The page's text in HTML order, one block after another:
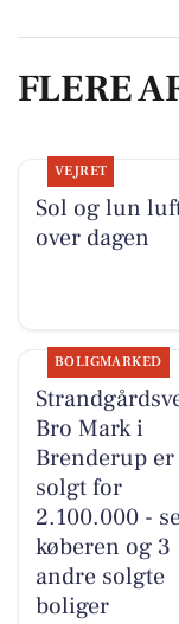
FLERE
VEJRET
Sol og lun
over dagen
BOLIGMARKED
Bro Mark i
Brenderup er
solgt for
2.100.000 -
køberen og 3
andre solgte
boliger